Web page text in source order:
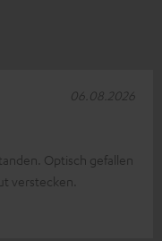
Optisch gefallen
verstecken.
06.08.2026